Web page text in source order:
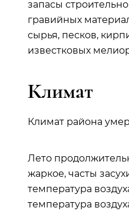
запасы
гравийных
сырья, песков,
известковых
Климат
Климат района
Лето
жаркое, часты
температура
температура